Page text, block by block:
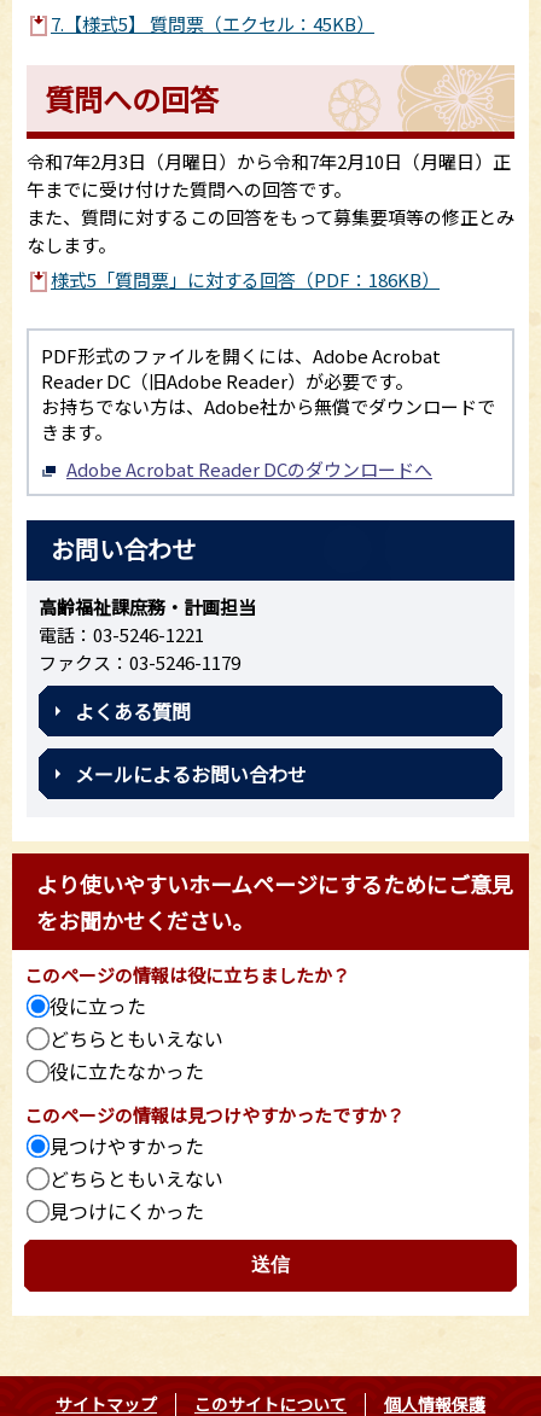
7.【様式5】 質問票（エクセル：45KB）
質問への回答
令和7年2月3日（月曜日）から令和7年2月10日（月曜日）正
午までに受け付けた質問への回答です。
また、質問に対するこの回答をもって募集要項等の修正とみ
なします。
様式5「質問票」に対する回答（PDF：186KB）
PDF形式のファイルを開くには、Adobe Acrobat
Reader DC（旧Adobe Reader）が必要です。
お持ちでない方は、Adobe社から無償でダウンロードで
きます。
Adobe Acrobat Reader DCのダウンロードへ
お問い合わせ
高齢福祉課庶務・計画担当
電話：03-5246-1221
ファクス：03-5246-1179
よくある質問
メールによるお問い合わせ
より使いやすいホームページにするためにご意見
をお聞かせください。
このページの情報は役に立ちましたか？
役に立った
どちらともいえない
役に立たなかった
このページの情報は見つけやすかったですか？
見つけやすかった
どちらともいえない
見つけにくかった
サイトマップ このサイトについて 個人情報保護